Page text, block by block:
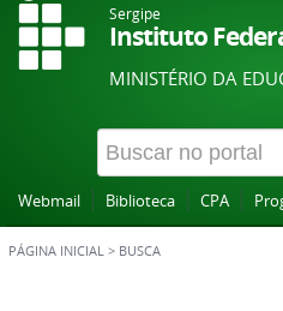
Sergipe
Instituto
MINISTÉRIO DA
Webmail Biblioteca CPA
PÁGINA INICIAL > BUSCA